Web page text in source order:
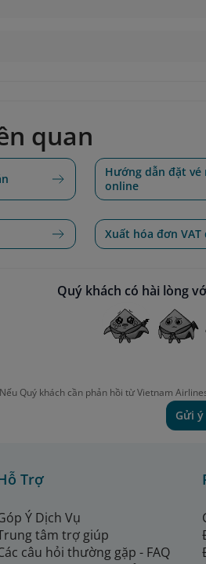
quan
Hướng dẫn đặt vé
online
Xuất hóa đơn
Quý khách có hài lòng
Nếu Quý khách cần phản hồi từ Vietnam
Gửi
Trợ
Ý Dịch Vụ
tâm trợ giúp
câu hỏi thường gặp - FAQ